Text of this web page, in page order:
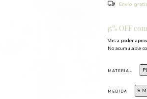
Envío
¡5% OFF
Vas a poder
No acumulable
MATERIAL
MEDIDA 8